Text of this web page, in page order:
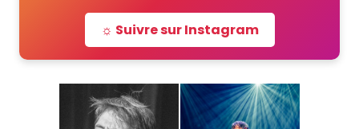
☼ Suivre sur Instagram